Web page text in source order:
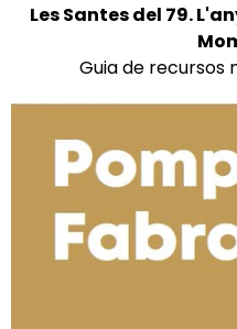
Les Santes del 79.
Guia de recursos